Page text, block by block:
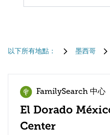
以下所有地點： 墨西哥
FamilySearch 中心
El Dorado
Center